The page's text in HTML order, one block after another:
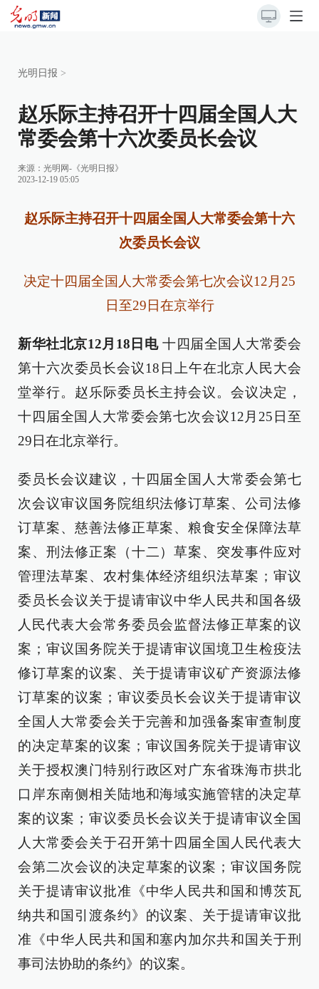
光明日报 >
赵乐际主持召开十四届全国人大
常委会第十六次委员长会议
来源： 光明网-《光明日报》
2023-12-19 05:05
赵乐际主持召开十四届全国人大常委会第十六
次委员长会议
决定十四届全国人大常委会第七次会议12月25
日至29日在京举行
新华社北京12月18日电十四届全国人大常委会
第十六次委员长会议18日上午在北京人民大会
堂举行。赵乐际委员长主持会议。会议决定，
十四届全国人大常委会第七次会议12月25日至
29日在北京举行。
委员长会议建议，十四届全国人大常委会第七
次会议审议国务院组织法修订草案、公司法修
订草案、慈善法修正草案、粮食安全保障法草
案、刑法修正案（十二）草案、突发事件应对
管理法草案、农村集体经济组织法草案；审议
委员长会议关于提请审议中华人民共和国各级
人民代表大会常务委员会监督法修正草案的议
案；审议国务院关于提请审议国境卫生检疫法
修订草案的议案、关于提请审议矿产资源法修
订草案的议案；审议委员长会议关于提请审议
全国人大常委会关于完善和加强备案审查制度
的决定草案的议案；审议国务院关于提请审议
关于授权澳门特别行政区对广东省珠海市拱北
口岸东南侧相关陆地和海域实施管辖的决定草
案的议案；审议委员长会议关于提请审议全国
人大常委会关于召开第十四届全国人民代表大
会第二次会议的决定草案的议案；审议国务院
关于提请审议批准《中华人民共和国和博茨瓦
纳共和国引渡条约》的议案、关于提请审议批
准《中华人民共和国和塞内加尔共和国关于刑
事司法协助的条约》的议案。